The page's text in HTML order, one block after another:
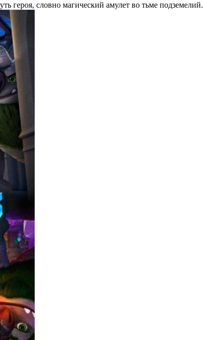
героя, словно магический амулет во тьме подземелий.